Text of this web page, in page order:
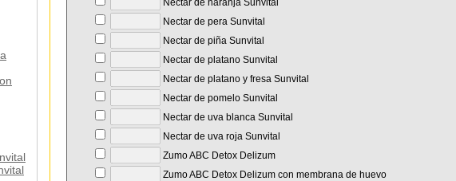
Nectar de naranja Sunvital
Nectar de pera Sunvital
Nectar de piña Sunvital
Nectar de platano Sunvital
Nectar de platano y fresa Sunvital
Nectar de pomelo Sunvital
Nectar de uva blanca Sunvital
Nectar de uva roja Sunvital
Zumo ABC Detox Delizum
Zumo ABC Detox Delizum con membrana de huevo